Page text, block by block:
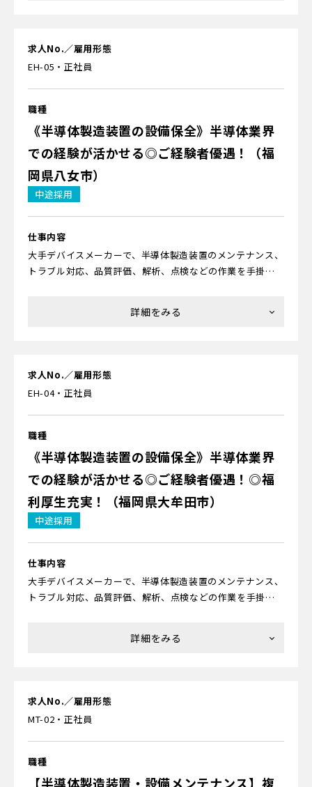
▼工場研修
際に触りながら知識を身につけていきます。クリーンルーム
が併設されているので、クリーンスーツの着方なども学べま
す。
▼配属先での研修
配属先の企業内にて、現場で実機を用いながらOJTで実際の
先輩スタッフがフォローするため、ムリなくスタートでき
ます。
に使われている材料です。
★未経験からでも大丈夫？
充実した研修制度があるのでご安心ください。当社で活躍
ービス業や事務職、保険の営業など異なる分野から転職し
てきた人がたくさん活躍中。理系でなくても、モノづくり
初心者でも大丈夫です！
＜研修内容について＞
▼座学研修
まずは「半導体って何？」「どんなモノに使われている
の？」などの基礎からお教えします。ほかにも「薬品を使う
衛生面、「起こりやすいミスは？」といった作業面での注
▼工場研修
際に触りながら知識を身につけていきます。クリーンルーム
が併設されているので、クリーンスーツの着方なども学べま
す。
▼配属先での研修
配属先の企業内にて、現場で実機を用いながらOJTで実際の
先輩スタッフがフォローするため、ムリなくスタートでき
ます。
求人No.／雇用形態
EH-05・正社員
職種
《半導体製造装置の設備保全》半導体業界
での経験が活かせる◎ご経験者優遇！（福
岡県八女市）
中途採用
仕事内容
大手デバイスメーカーで、半導体製造装置のメンテナンス、
トラブル対応、品質評価、解析、点検などの作業を手掛け
★半導体ってどんなモノ？
に使われている材料です。
★未経験からでも大丈夫？
充実した研修制度があるのでご安心ください。当社で活躍
ービス業や事務職、保険の営業など異なる分野から転職し
てきた人がたくさん活躍中。理系でなくても、モノづくり
初心者でも大丈夫です！
＜研修内容について＞
▼座学研修
まずは「半導体って何？」「どんなモノに使われている
の？」などの基礎からお教えします。ほかにも「薬品を使う
衛生面、「起こりやすいミスは？」といった作業面での注
▼工場研修
際に触りながら知識を身につけていきます。クリーンルーム
が併設されているので、クリーンスーツの着方なども学べま
求人No.／雇用形態
EH-04・正社員
職種
《半導体製造装置の設備保全》半導体業界
での経験が活かせる◎ご経験者優遇！◎福
利厚生充実！（福岡県大牟田市）
中途採用
仕事内容
大手デバイスメーカーで、半導体製造装置のメンテナンス、
トラブル対応、品質評価、解析、点検などの作業を手掛け
★半導体ってどんなモノ？
に使われている材料です。
★未経験からでも大丈夫？
充実した研修制度があるのでご安心ください。当社で活躍
求人No.／雇用形態
MT-02・正社員
職種
【半導体製造装置・設備メンテナンス】複